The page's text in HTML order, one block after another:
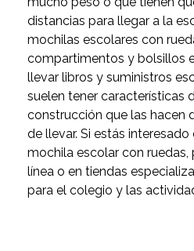
distancias para llegar a la
mochilas escolares con
compartimentos y bolsillos
llevar libros y suministros
suelen tener características
construcción que las hacen
de llevar. Si estás interesado
mochila escolar con ruedas,
línea o en tiendas
para el colegio y las